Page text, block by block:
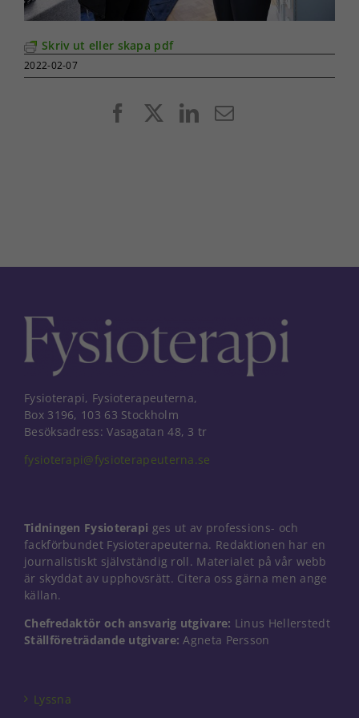
Skriv ut eller skapa pdf
2022-02-07
FacebookLinkedIn
E-
Fysioterapi, Fysioterapeuterna,
Box 3196, 103 63 Stockholm
Besöksadress: Vasagatan 48, 3 tr
fysioterapi@fysioterapeuterna.se
Tidningen Fysioterapi ges ut av professions- och
fackförbundet Fysioterapeuterna. Redaktionen har en
journalistiskt självständig roll. Materialet på vår webb
är skyddat av upphovsrätt. Citera oss gärna men ange
källan.
Chefredaktör och ansvarig utgivare: Linus Hellerstedt
Ställföreträdande utgivare: Agneta Persson
Lyssna
Nödvändiga